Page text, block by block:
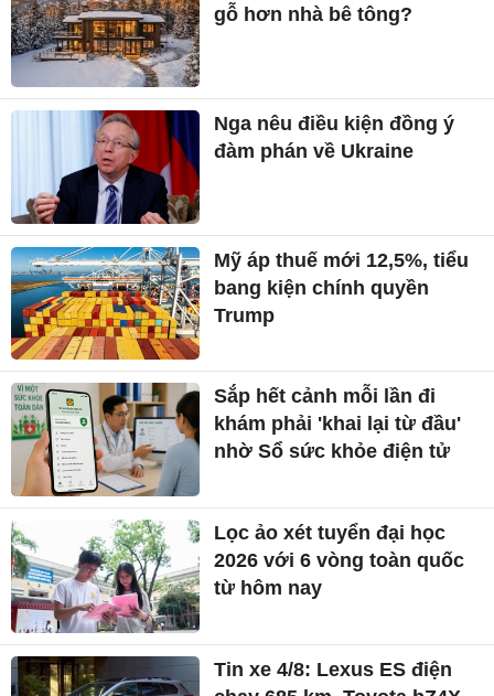
gỗ hơn nhà bê tông?
Nga nêu điều kiện đồng ý
đàm phán về Ukraine
Mỹ áp thuế mới 12,5%, tiểu
bang kiện chính quyền
Trump
Sắp hết cảnh mỗi lần đi
khám phải 'khai lại từ đầu'
nhờ Sổ sức khỏe điện tử
Lọc ảo xét tuyển đại học
2026 với 6 vòng toàn quốc
từ hôm nay
Tin xe 4/8: Lexus ES điện